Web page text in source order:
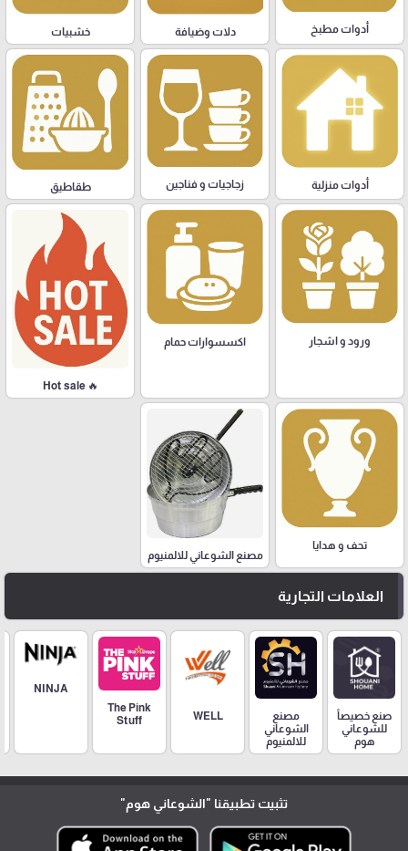
أدوات مطبخ دلات وضيافة خشبيات
أدوات منزلية زجاجيات و فناجين طقاطيق
ورود و اشجار اكسسوارات حمام
🔥 Hot sale
تحف و هدايا
مصنع الشوعاني للالمنيوم
العلامات التجارية
صنع خصيصاً
للشوعاني
هوم
مصنع
الشوعاني
للالمنيوم
WELL
The Pink
Stuff
NINJA
تثبيت تطبيقنا "الشوعاني هوم"